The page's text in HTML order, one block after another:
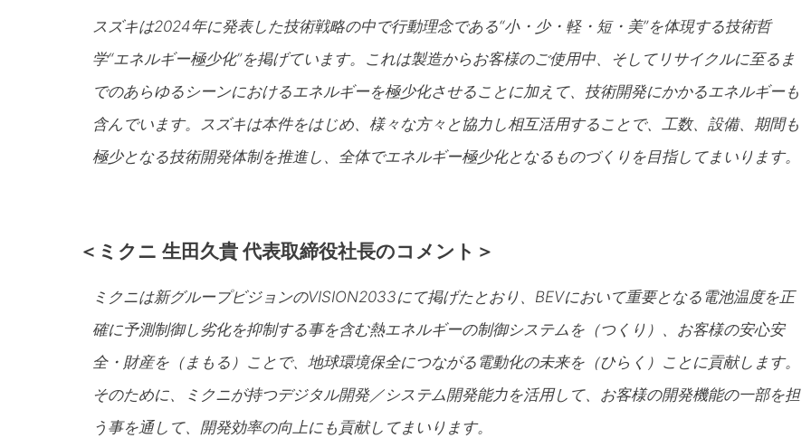
スズキは2024年に発表した技術戦略の中で行動理念である“小・少・軽・短・美”を体現する技術哲
学“エネルギー極少化”を掲げています。これは製造からお客様のご使用中、そしてリサイクルに至るま
でのあらゆるシーンにおけるエネルギーを極少化させることに加えて、技術開発にかかるエネルギーも
含んでいます。スズキは本件をはじめ、様々な方々と協力し相互活用することで、工数、設備、期間も
極少となる技術開発体制を推進し、全体でエネルギー極少化となるものづくりを目指してまいります。
＜ミクニ 生田久貴 代表取締役社長のコメント＞
ミクニは新グループビジョンのVISION2033にて掲げたとおり、BEVにおいて重要となる電池温度を正
確に予測制御し劣化を抑制する事を含む熱エネルギーの制御システムを（つくり）、お客様の安心安
全・財産を（まもる）ことで、地球環境保全につながる電動化の未来を（ひらく）ことに貢献します。
そのために、ミクニが持つデジタル開発／システム開発能力を活用して、お客様の開発機能の一部を担
う事を通して、開発効率の向上にも貢献してまいります。